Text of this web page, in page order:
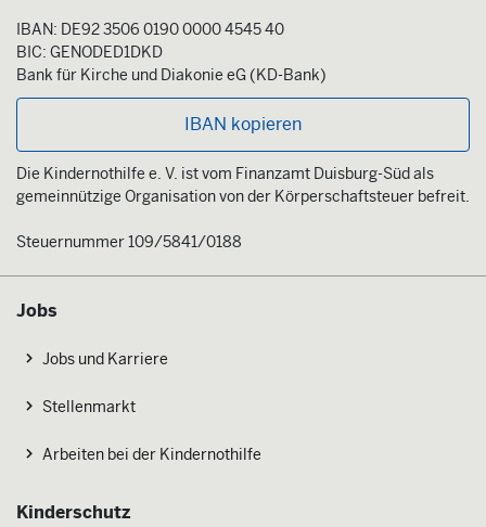
IBAN: DE92 3506 0190 0000 4545 40
BIC: GENODED1DKD
Bank für Kirche und Diakonie eG (KD-Bank)
IBAN kopieren
Die Kindernothilfe e. V. ist vom Finanzamt Duisburg-Süd als
gemeinnützige Organisation von der Körperschaftsteuer befreit.
Steuernummer 109/5841/0188
Jobs
Jobs und Karriere
Stellenmarkt
Arbeiten bei der Kindernothilfe
Kinderschutz